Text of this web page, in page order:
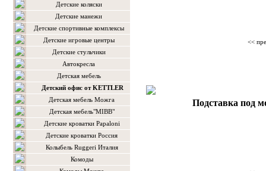
Детские коляски
Детские манежи
Детские спортивные комплексы
Детские игровые центры
Детские стульчики
Автокресла
Детская мебель
Детский офис от KETTLER
Детская мебель Можга
Детская мебель"MIBB"
Детские кроватки Papaloni
Детские кроватки Россия
Колыбель Ruggeri Италия
Комоды
<<
Подставка под